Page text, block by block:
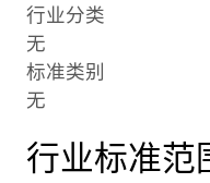
行业分类
无
标准类别
无
行业标准范